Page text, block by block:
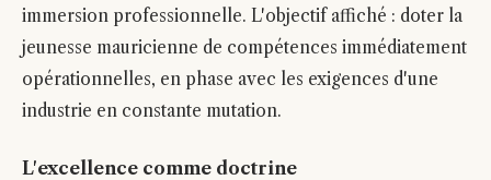
immersion professionnelle. L'objectif affiché : doter la
jeunesse mauricienne de compétences immédiatement
opérationnelles, en phase avec les exigences d'une
industrie en constante mutation.
L'excellence comme doctrine